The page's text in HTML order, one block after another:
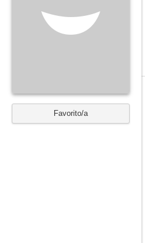
Favorito/a